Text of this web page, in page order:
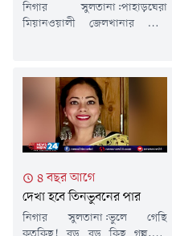
নিগার সুলতানা:পাহাড়ঘেরা
মিয়ানওয়ালী জেলখানার ছোট
তীব্র শীত আমাকে মৃত্যুর ডাক
দেয়;কাঁটাতারের পাশ ঘেঁষেই
আমার কবর খোঁড়া প্রায় শেষের
পথে! এবার যদি ফিরে আসি, খুব
ইচ্ছে টুঙ্গিপাড়া যাবার! প্রিয় রেনু,
অবসরের এই...
৪ বছর আগে
দেখা হবে তিনভুবনের পার
নিগার সুলতানা:ভুলে গেছি